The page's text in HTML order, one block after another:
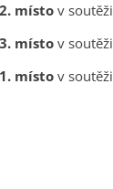
2. místo v soutěži
3. místo v soutěži
1. místo v soutěži